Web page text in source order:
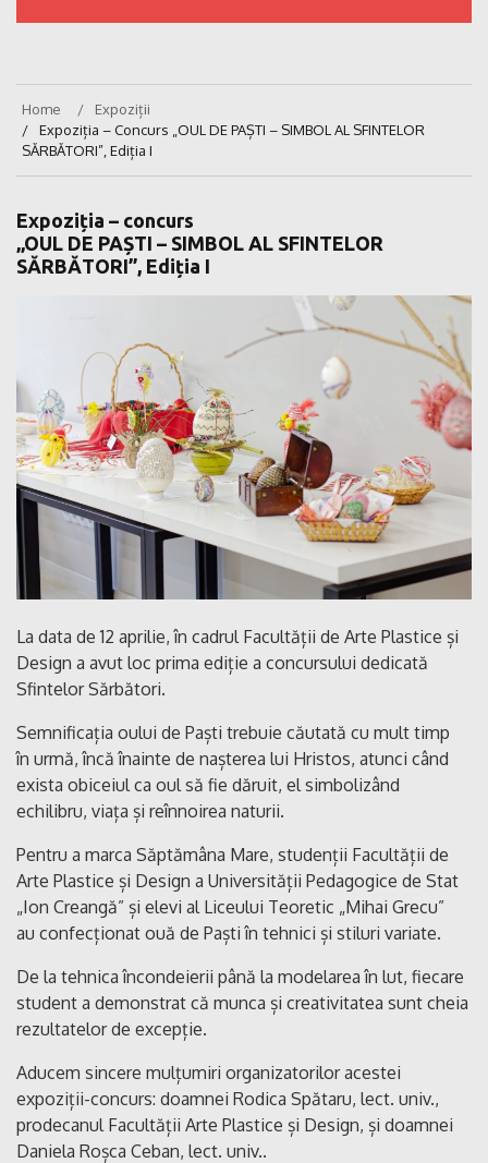
Home
Expoziții
Expoziția – Concurs „OUL DE PAȘTI – SIMBOL AL SFINTELOR
SĂRBĂTORI”, Ediția I
Expoziția – concurs
„OUL DE PAȘTI – SIMBOL AL SFINTELOR
SĂRBĂTORI”, Ediția I
La data de 12 aprilie, în cadrul Facultății de Arte Plastice și
Design a avut loc prima ediție a concursului dedicată
Sfintelor Sărbători.
Semnificația oului de Paști trebuie căutată cu mult timp
în urmă, încă înainte de nașterea lui Hristos, atunci când
exista obiceiul ca oul să fie dăruit, el simbolizând
echilibru, viața și reînnoirea naturii.
Pentru a marca Săptămâna Mare, studenții Facultății de
Arte Plastice și Design a Universității Pedagogice de Stat
„Ion Creangă” și elevi al Liceului Teoretic „Mihai Grecu”
au confecționat ouă de Paști în tehnici și stiluri variate.
De la tehnica încondeierii până la modelarea în lut, fiecare
student a demonstrat că munca și creativitatea sunt cheia
rezultatelor de excepție.
Aducem sincere mulțumiri organizatorilor acestei
expoziții-concurs: doamnei Rodica Spătaru, lect. univ.,
prodecanul Facultății Arte Plastice și Design, și doamnei
Daniela Roșca Ceban, lect. univ..